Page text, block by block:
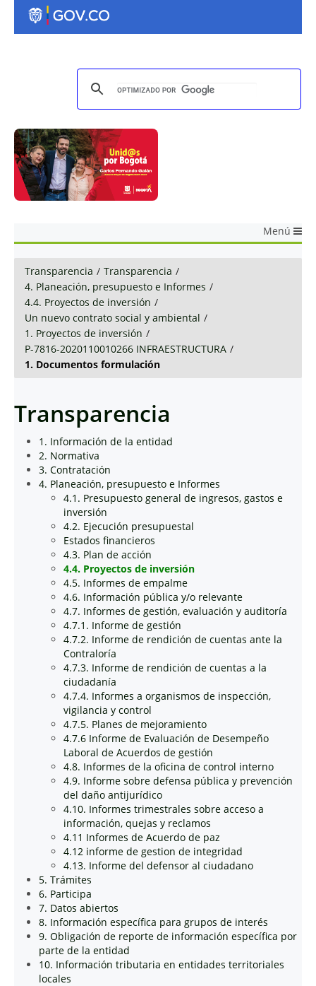
Menú
Transparencia / Transparencia /
4. Planeación, presupuesto e Informes /
4.4. Proyectos de inversión /
Un nuevo contrato social y ambiental /
1. Proyectos de inversión /
P-7816-2020110010266 INFRAESTRUCTURA /
1. Documentos formulación
Transparencia
1. Información de la entidad
2. Normativa
3. Contratación
4. Planeación, presupuesto e Informes
4.1. Presupuesto general de ingresos, gastos e
inversión
4.2. Ejecución presupuestal
Estados financieros
4.3. Plan de acción
4.4. Proyectos de inversión
4.5. Informes de empalme
4.6. Información pública y/o relevante
4.7. Informes de gestión, evaluación y auditoría
4.7.1. Informe de gestión
4.7.2. Informe de rendición de cuentas ante la
Contraloría
4.7.3. Informe de rendición de cuentas a la
ciudadanía
4.7.4. Informes a organismos de inspección,
vigilancia y control
4.7.5. Planes de mejoramiento
4.7.6 Informe de Evaluación de Desempeño
Laboral de Acuerdos de gestión
4.8. Informes de la oficina de control interno
4.9. Informe sobre defensa pública y prevención
del daño antijurídico
4.10. Informes trimestrales sobre acceso a
información, quejas y reclamos
4.11 Informes de Acuerdo de paz
4.12 informe de gestion de integridad
4.13. Informe del defensor al ciudadano
5. Trámites
6. Participa
7. Datos abiertos
8. Información específica para grupos de interés
9. Obligación de reporte de información específica por
parte de la entidad
10. Información tributaria en entidades territoriales
locales